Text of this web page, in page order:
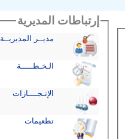
إرتباطات المديرية
مديــر المديريــة
الـخـطـــــة
الإنـجــــازات
تطعيمات